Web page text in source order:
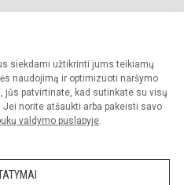
siekdami užtikrinti jums teikiamų
naudojimą ir optimizuoti naršymo
jūs patvirtinate, kad sutinkate su visų
norite atšaukti arba pakeisti savo
valdymo puslapyje.
Visos teisės saugomos.
sutikimo griežtai draudžiama.
Slapukų valdymas